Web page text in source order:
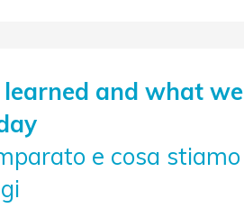
and what we
e cosa stiamo